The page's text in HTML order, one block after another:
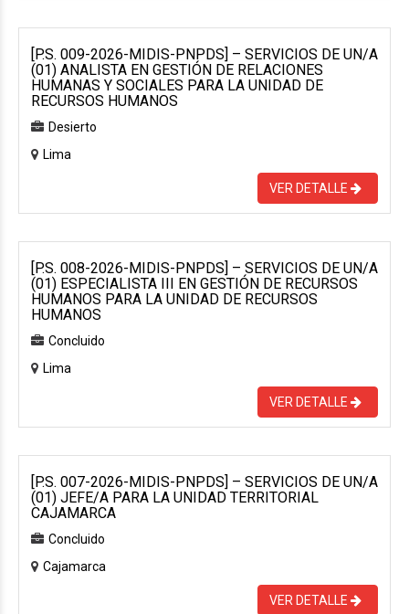
[P.S. 009-2026-MIDIS-PNPDS] – SERVICIOS DE UN/A
(01) ANALISTA EN GESTIÓN DE RELACIONES
HUMANAS Y SOCIALES PARA LA UNIDAD DE
RECURSOS HUMANOS
Desierto
Lima
VER DETALLE
[P.S. 008-2026-MIDIS-PNPDS] – SERVICIOS DE UN/A
(01) ESPECIALISTA III EN GESTIÓN DE RECURSOS
HUMANOS PARA LA UNIDAD DE RECURSOS
HUMANOS
Concluido
Lima
VER DETALLE
[P.S. 007-2026-MIDIS-PNPDS] – SERVICIOS DE UN/A
(01) JEFE/A PARA LA UNIDAD TERRITORIAL
CAJAMARCA
Concluido
Cajamarca
VER DETALLE